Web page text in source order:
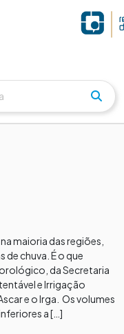
maioria das regiões,
chuva. É o que
da Secretaria
e Irrigação
e o Irga. Os volumes
a […]